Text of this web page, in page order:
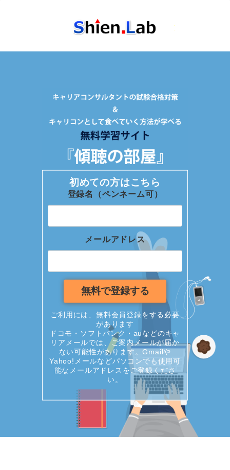
初めての方はこちら
登録名（ペンネーム可）
メールアドレス
ご利用には、無料会員登録をする必要
があります
ドコモ・ソフトバンク・auなどのキャ
リアメールでは、ご案内メールが届か
ない可能性があります。Gmailや
Yahoo!メールなどパソコンでも使用可
能なメールアドレスをご登録くださ
い。